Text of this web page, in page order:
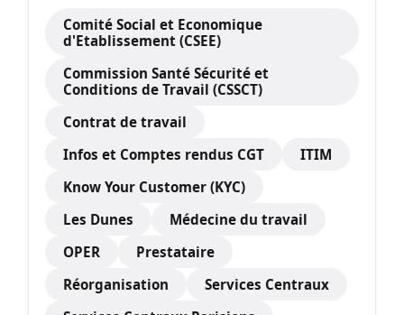
Comité Social et Economique
d'Etablissement (CSEE)
Commission Santé Sécurité et
Conditions de Travail (CSSCT)
Contrat de travail
Infos et Comptes rendus CGT
ITIM
Know Your Customer (KYC)
Les Dunes
Médecine du travail
OPER
Prestataire
Réorganisation
Services Centraux